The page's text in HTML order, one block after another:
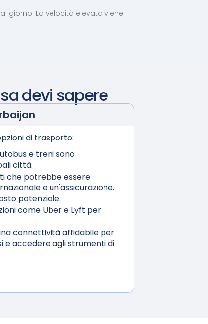
giorno. La velocità elevata viene
devi sapere
di trasporto:
e treni sono
città.
che potrebbe essere
e un'assicurazione.
potenziale.
come Uber e Lyft per
connettività affidabile per
accedere agli strumenti di